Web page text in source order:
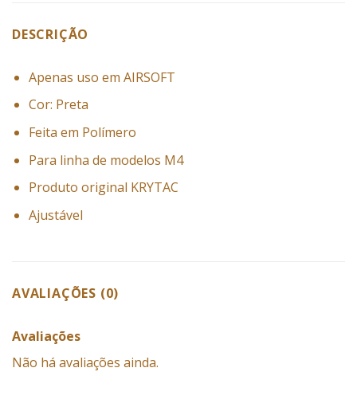
DESCRIÇÃO
Apenas uso em AIRSOFT
Cor: Preta
Feita em Polímero
Para linha de modelos M4
Produto original KRYTAC
Ajustável
AVALIAÇÕES (0)
Avaliações
Não há avaliações ainda.